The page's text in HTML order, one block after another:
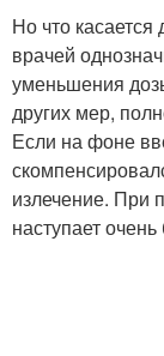
Но что касается
врачей
уменьшения
других мер,
Если на фоне
излечение. При
наступает